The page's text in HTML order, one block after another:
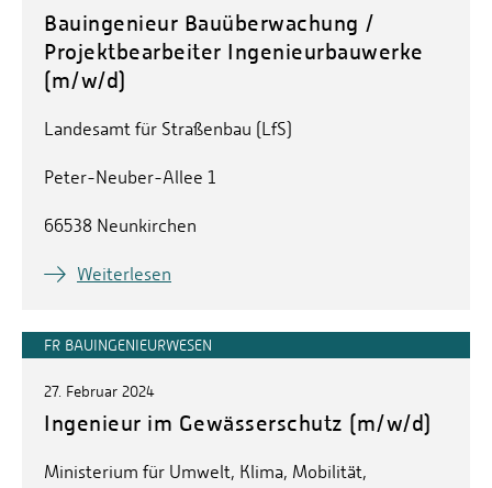
Bauingenieur Bauüberwachung /
Projektbearbeiter Ingenieurbauwerke
(m/w/d)
Landesamt für Straßenbau (LfS)
Peter-Neuber-Allee 1
66538 Neunkirchen
Weiterlesen
FR BAUINGENIEURWESEN
27. Februar 2024
Ingenieur im Gewässerschutz (m/w/d)
Ministerium für Umwelt, Klima, Mobilität,